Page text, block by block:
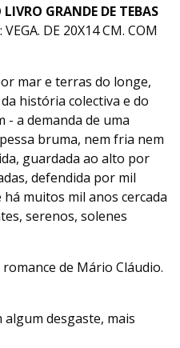
LIVRO GRANDE DE TEBAS
VEGA. DE 20X14 CM. COM
mar e terras do longe,
história colectiva e do
- a demanda de uma
bruma, nem fria nem
guardada ao alto por
defendida por mil
muitos mil anos cercada
serenos, solenes
de Mário Cláudio.
desgaste, mais